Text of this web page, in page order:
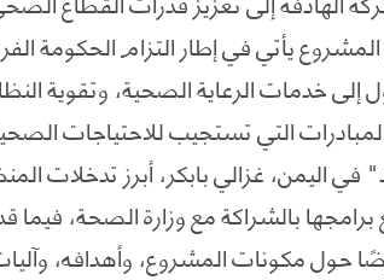
يأتي في إطار التزام الحكومة
خدمات الرعاية الصحية، وتقوية
التي تستجيب للاحتياجات
اليمن، غزالي بابكر، أبرز تدخلات
بالشراكة مع وزارة الصحة، فيما
حول مكونات المشروع، وأهدافه،